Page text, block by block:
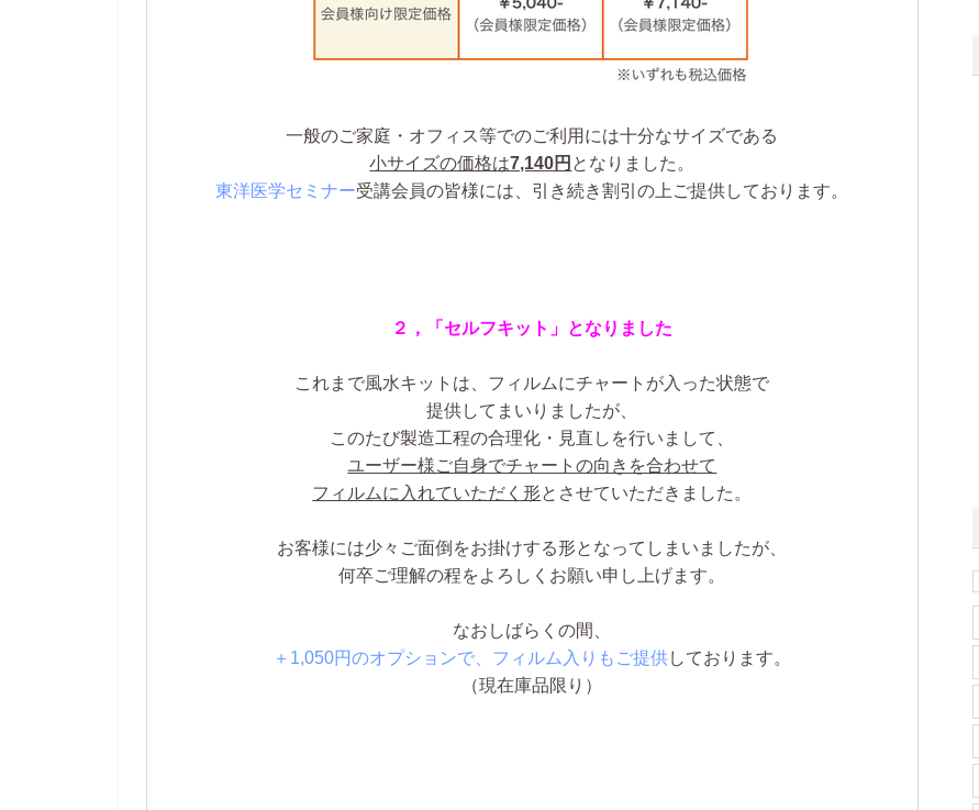
一般のご家庭・オフィス等でのご利用には十分なサイズである
小サイズの価格は7,140円 となりました。
東洋医学セミナー受講会員の皆様には、引き続き割引の上ご提供しております。
２，「セルフキット」となりました
これまで風水キットは、フィルムにチャートが入った状態で
提供してまいりましたが、
このたび製造工程の合理化・見直しを行いまして、
ユーザー様ご自身でチャートの向きを合わせて
フィルムに入れていただく形とさせていただきました。
お客様には少々ご面倒をお掛けする形となってしまいましたが、
何卒ご理解の程をよろしくお願い申し上げます。
なおしばらくの間、
＋1,050円のオプションで、フィルム入りもご提供しております。
（現在庫品限り）